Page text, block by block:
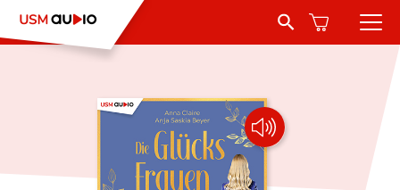
Search Button
Jugend und Young Adult
Sprecher